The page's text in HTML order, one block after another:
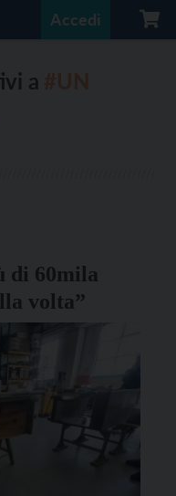
Accedi
a
di 60mila
volta”